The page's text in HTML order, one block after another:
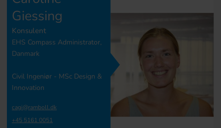
Giessing
Konsulent
EHS Compass Administrator,
Danmark
Civil Ingeniør - MSc Design &
Innovation
cagi@ramboll.dk
+45 5161 0051